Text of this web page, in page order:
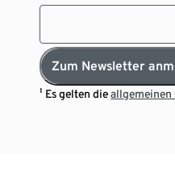
Zum Newsletter
¹ Es gelten dieallgemeinen